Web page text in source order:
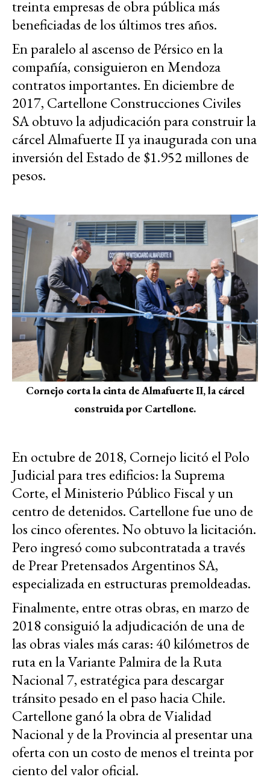
treinta empresas de obra pública más
beneficiadas de los últimos tres años.
En paralelo al ascenso de Pérsico en la
compañía, consiguieron en Mendoza
contratos importantes. En diciembre de
2017, Cartellone Construcciones Civiles
SA obtuvo la adjudicación para construir la
cárcel Almafuerte II ya inaugurada con una
inversión del Estado de $1.952 millones de
pesos.
Cornejo corta la cinta de Almafuerte II, la cárcel
construida por Cartellone.
En octubre de 2018, Cornejo licitó el Polo
Judicial para tres edificios: la Suprema
Corte, el Ministerio Público Fiscal y un
centro de detenidos. Cartellone fue uno de
los cinco oferentes. No obtuvo la licitación.
Pero ingresó como subcontratada a través
de Prear Pretensados Argentinos SA,
especializada en estructuras premoldeadas.
Finalmente, entre otras obras, en marzo de
2018 consiguió la adjudicación de una de
las obras viales más caras: 40 kilómetros de
ruta en la Variante Palmira de la Ruta
Nacional 7, estratégica para descargar
tránsito pesado en el paso hacia Chile.
Cartellone ganó la obra de Vialidad
Nacional y de la Provincia al presentar una
oferta con un costo de menos el treinta por
ciento del valor oficial.